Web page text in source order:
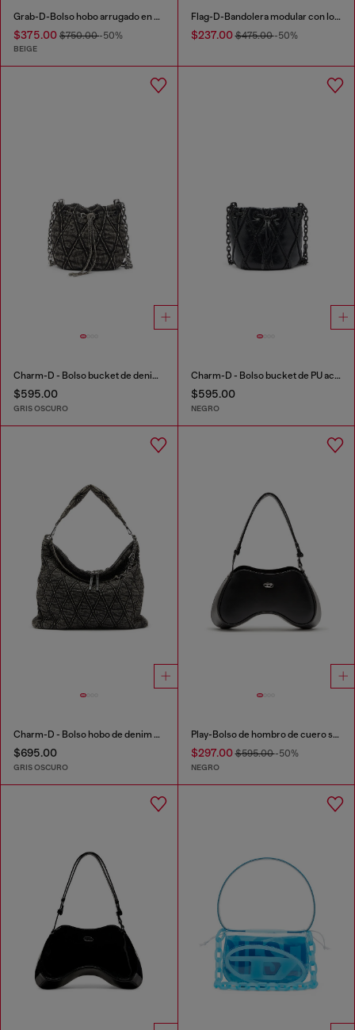
Grab-D-Bolso hobo arrugado en piel efecto serpiente
$375.00 $750.00-50%
BEIGE
Flag-D-Bandolera modular con logo en relieve y lavado oscuro
$237.00$475.00-50%
Charm-D - Bolso bucket de denim acolchado acid-wash
$595.00
GRIS OSCURO
Charm-D - Bolso bucket de PU acolchado brillante
$595.00
NEGRO
Charm-D - Bolso hobo de denim acid-wash acolchado
$695.00
GRIS OSCURO
Play-Bolso de hombro de cuero semibrillante
$297.00$595.00-50%
NEGRO